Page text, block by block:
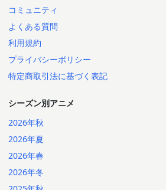
コミュニティ
よくある質問
利用規約
プライバシーポリシー
特定商取引法に基づく表記
シーズン別アニメ
2026年秋
2026年夏
2026年春
2026年冬